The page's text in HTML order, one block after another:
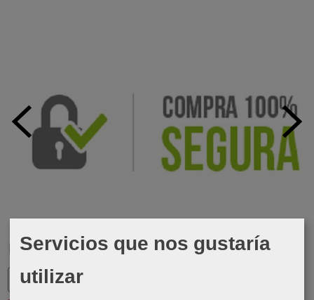
Marcas
Servicios que nos gustaría
utilizar